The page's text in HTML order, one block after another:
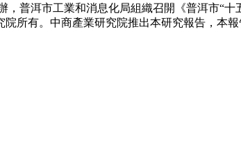
普洱市工業和消息化局組織召開《普洱市“十
所有。中商產業研究院推出本研究報告，本